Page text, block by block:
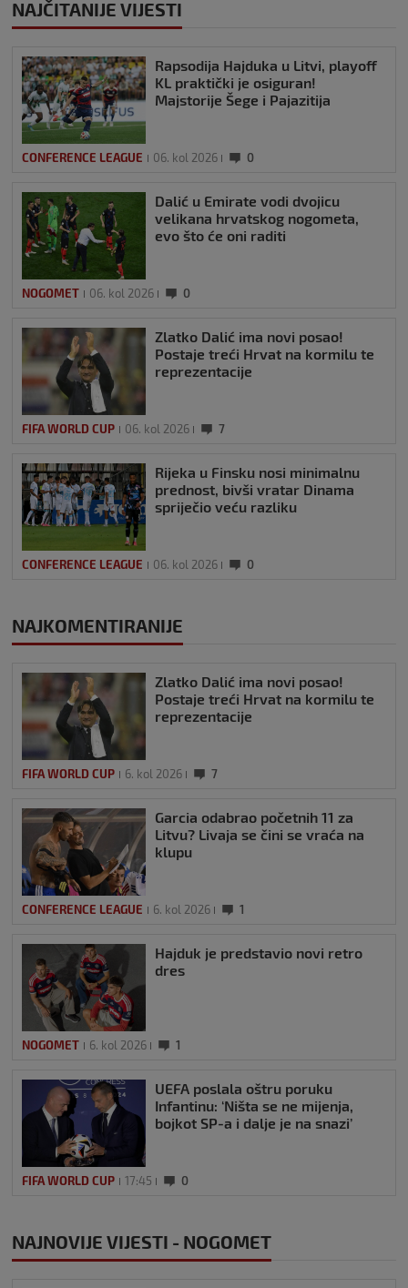
NAJČITANIJE VIJESTI
Rapsodija Hajduka u Litvi, playoff
KL praktički je osiguran!
Majstorije Šege i Pajazitija
CONFERENCE LEAGUE 06. kol 2026 0
Dalić u Emirate vodi dvojicu
velikana hrvatskog nogometa,
evo što će oni raditi
NOGOMET 06. kol 2026 0
Zlatko Dalić ima novi posao!
Postaje treći Hrvat na kormilu te
reprezentacije
FIFA WORLD CUP 06. kol 2026 7
Rijeka u Finsku nosi minimalnu
prednost, bivši vratar Dinama
spriječio veću razliku
CONFERENCE LEAGUE 06. kol 2026 0
NAJKOMENTIRANIJE
Zlatko Dalić ima novi posao!
Postaje treći Hrvat na kormilu te
reprezentacije
FIFA WORLD CUP 6. kol 2026 7
Garcia odabrao početnih 11 za
Litvu? Livaja se čini se vraća na
klupu
CONFERENCE LEAGUE 6. kol 2026 1
Hajduk je predstavio novi retro
dres
NOGOMET 6. kol 2026 1
UEFA poslala oštru poruku
Infantinu: ‘Ništa se ne mijenja,
bojkot SP-a i dalje je na snazi’
FIFA WORLD CUP 17:45 0
NAJNOVIJE VIJESTI - NOGOMET